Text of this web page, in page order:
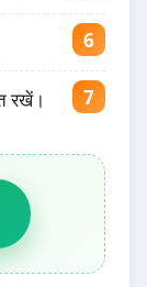
रखें।